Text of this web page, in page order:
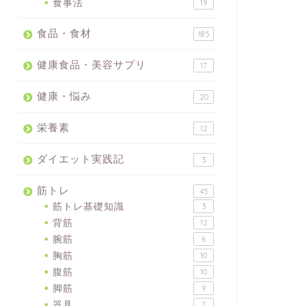
19
食品・食材 185
健康食品・美容サプリ 17
健康・悩み 20
栄養素 12
ダイエット実践記 3
筋トレ 45
筋トレ基礎知識 3
背筋 12
腕筋 6
胸筋 10
腹筋 10
脚筋 9